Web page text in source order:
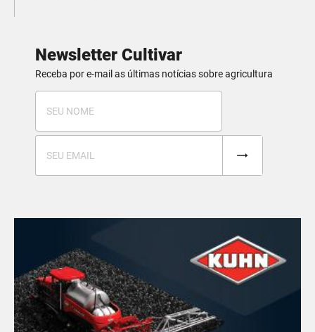
Newsletter Cultivar
Receba por e-mail as últimas notícias sobre agricultura